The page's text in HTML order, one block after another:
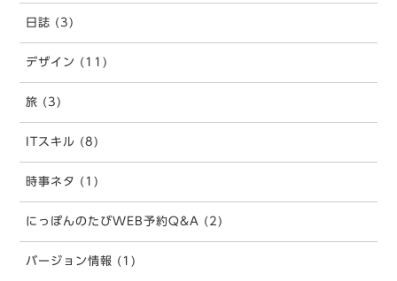
日誌 (3)
デザイン (11)
旅 (3)
ITスキル (8)
時事ネタ (1)
にっぽんのたびWEB予約Q&A (2)
バージョン情報 (1)